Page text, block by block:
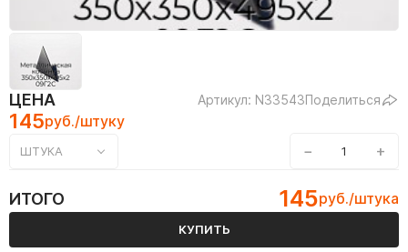
ЦЕНА Артикул: N33543Поделиться
145руб./штуку
ШТУКА − +
ИТОГО 145руб./штука
КУПИТЬ